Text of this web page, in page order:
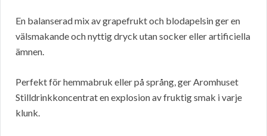
En balanserad mix av grapefrukt och blodapelsin ger en
välsmakande och nyttig dryck utan socker eller artificiella
ämnen.
Perfekt för hemmabruk eller på språng, ger Aromhuset
Stilldrinkkoncentrat en explosion av fruktig smak i varje
klunk.